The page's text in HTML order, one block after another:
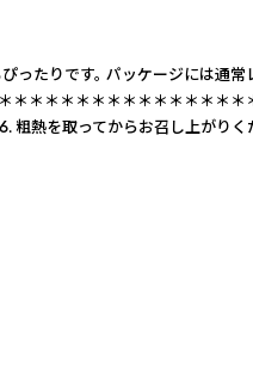
です。 パッケージに
＊＊＊＊＊＊＊＊＊
熱を取ってからお召し上がり